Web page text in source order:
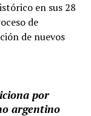
en sus 28
de
de nuevos
por
argentino